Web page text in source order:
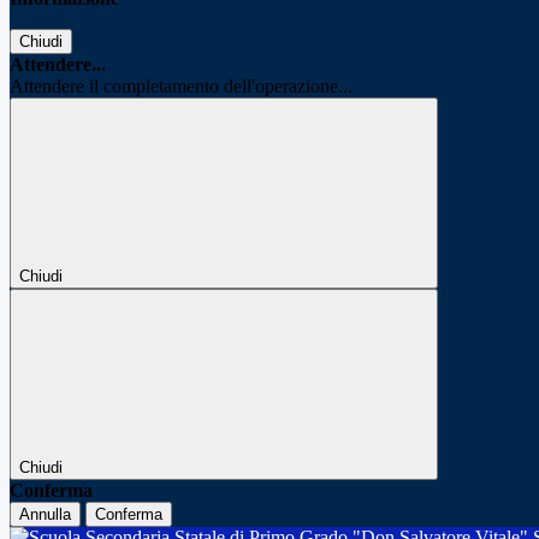
Chiudi
Attendere...
Attendere il completamento dell'operazione...
Chiudi
Chiudi
Conferma
Annulla Conferma